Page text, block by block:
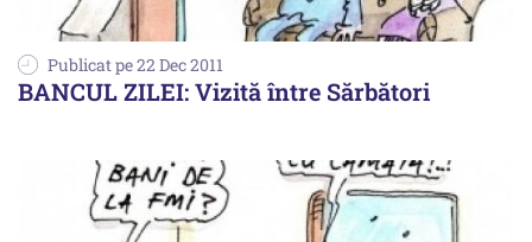
Publicat pe 22 Dec 2011
BANCUL ZILEI: Vizită între Sărbători